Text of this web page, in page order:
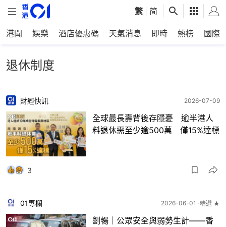
繁 简
港聞 娛樂 酒店優惠碼 天氣消息 即時 熱榜 國際
退休制度
財經快訊 2026-07-09
全球最長壽背後存隱憂 逾半港人
料退休需至少逾500萬 僅15%達標
3
01專欄 2026-06-01 精選 ★
劉暢｜公眾安全與弱勢生計——香